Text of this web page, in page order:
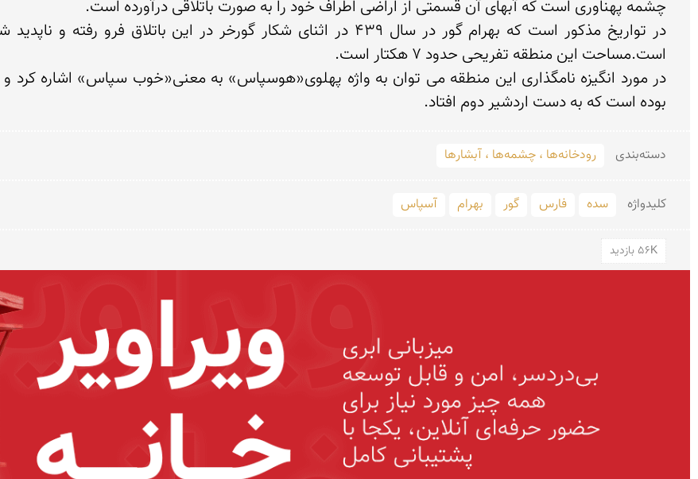
بوده است که به دست اردشیر دوم افتاد.
دسته‌بندی رودخانه‌ها ، چشمه‌ها ، آبشارها
کلید‌واژه سده فارس گور بهرام آسپاس
56K بازدید